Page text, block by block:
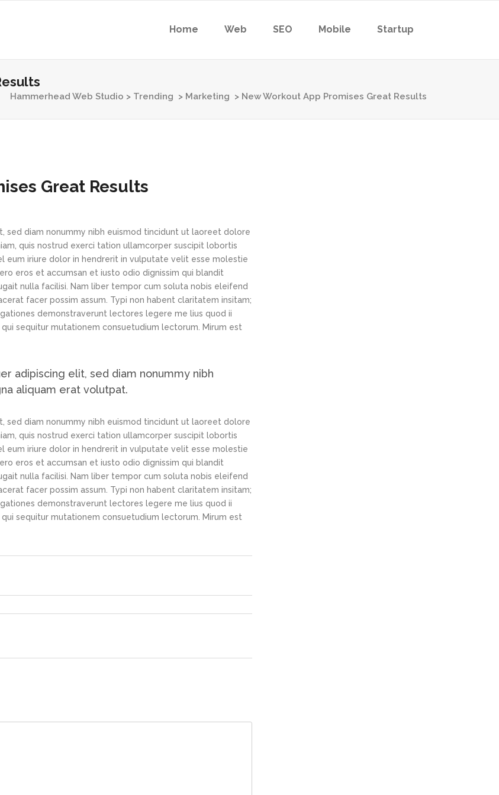
Home Web SEO Mobile Startup
Hammerhead Web Studio > Trending > Marketing > New Workout App Promises Great Results
Great Results
sed diam nonummy nibh euismod tincidunt ut laoreet dolore
quis nostrud exerci tation ullamcorper suscipit lobortis
eum iriure dolor in hendrerit in vulputate velit esse molestie
eros et accumsan et iusto odio dignissim qui blandit
nulla facilisi. Nam liber tempor cum soluta nobis eleifend
facer possim assum. Typi non habent claritatem insitam;
demonstraverunt lectores legere me lius quod ii
sequitur mutationem consuetudium lectorum. Mirum est
adipiscing elit, sed diam nonummy nibh
aliquam erat volutpat.
sed diam nonummy nibh euismod tincidunt ut laoreet dolore
quis nostrud exerci tation ullamcorper suscipit lobortis
eum iriure dolor in hendrerit in vulputate velit esse molestie
eros et accumsan et iusto odio dignissim qui blandit
nulla facilisi. Nam liber tempor cum soluta nobis eleifend
facer possim assum. Typi non habent claritatem insitam;
demonstraverunt lectores legere me lius quod ii
sequitur mutationem consuetudium lectorum. Mirum est